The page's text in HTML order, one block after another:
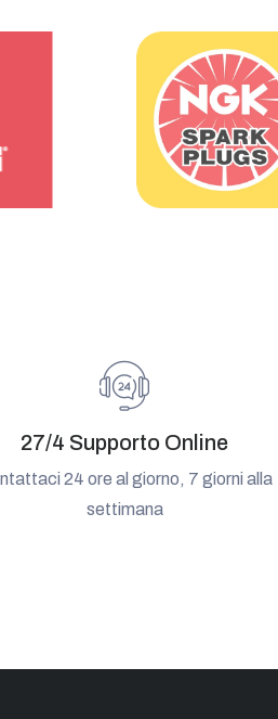
27/4 Supporto Online
24 ore al giorno, 7 giorni alla
settimana